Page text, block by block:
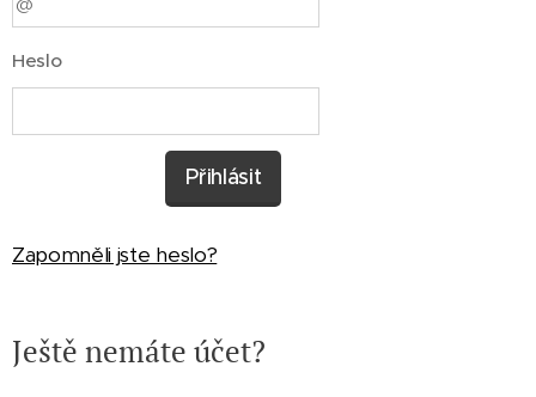
Heslo
Přihlásit
Zapomněli jste heslo?
Ještě nemáte účet?